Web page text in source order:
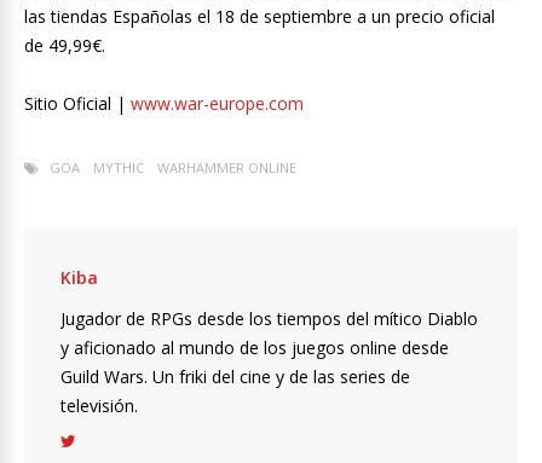
las tiendas Españolas el 18 de septiembre a un precio oficial
de 49,99€.
Sitio Oficial | www.war-europe.com
GOA MYTHIC WARHAMMER ONLINE
Kiba
Jugador de RPGs desde los tiempos del mítico Diablo
y aficionado al mundo de los juegos online desde
Guild Wars. Un friki del cine y de las series de
televisión.